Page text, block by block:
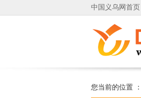
中国义乌网首页
您当前的位置 ：